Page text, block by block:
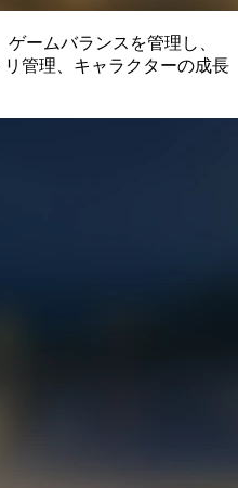
ゲームバランスを管理し、
管理、キャラクターの成長